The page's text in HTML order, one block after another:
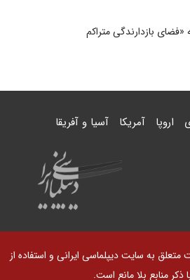
بازدارندگی متراکم
اروپا آمریکا آسیا و آفریقا
به سایت دیپلماسی ایرانی و استفاده از
ذکر منابع بلا مانع است.